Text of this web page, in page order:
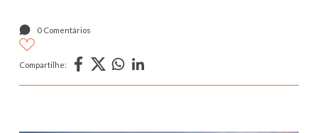
0 Comentários
Compartilhe: